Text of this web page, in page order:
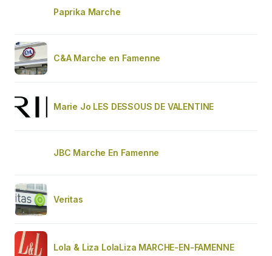
Paprika Marche
C&A Marche en Famenne
Marie Jo LES DESSOUS DE VALENTINE
JBC Marche En Famenne
Veritas
Lola & Liza LolaLiza MARCHE-EN-FAMENNE